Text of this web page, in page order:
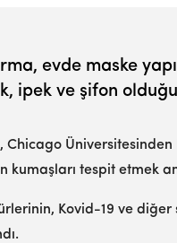
evde maske
ipek ve şifon
Chicago
kumaşları tespit etmek
Kovid-19 ve diğer